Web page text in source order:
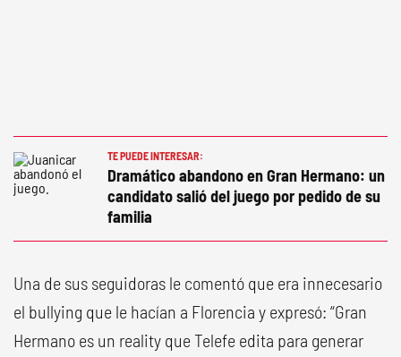
TE PUEDE INTERESAR:
Dramático abandono en Gran Hermano: un
candidato salió del juego por pedido de su
familia
Una de sus seguidoras le comentó que era innecesario
el bullying que le hacían a Florencia y expresó: “Gran
Hermano es un reality que Telefe edita para generar